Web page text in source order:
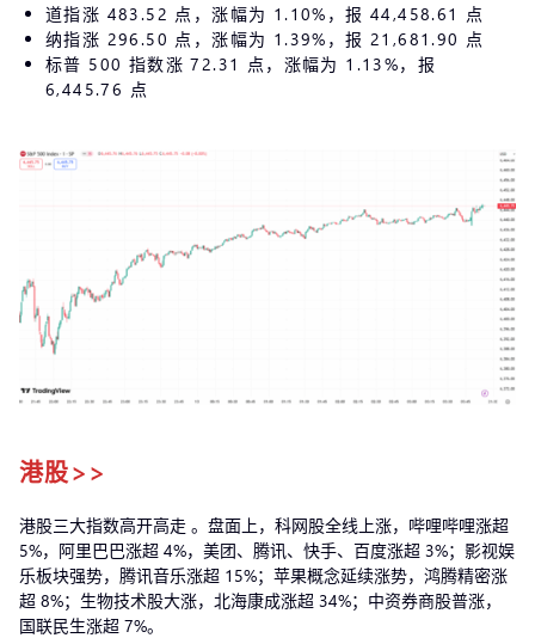
道指涨 483.52 点，涨幅为 1.10%，报 44,458.61 点
纳指涨 296.50 点，涨幅为 1.39%，报 21,681.90 点
标普 500 指数涨 72.31 点，涨幅为 1.13%，报
6,445.76 点
港股>>
港股三大指数高开高走 。盘面上，科网股全线上涨，哔哩哔哩涨超
5%，阿里巴巴涨超 4%，美团、腾讯、快手、百度涨超 3%；影视娱
乐板块强势，腾讯音乐涨超 15%；苹果概念延续涨势，鸿腾精密涨
超 8%；生物技术股大涨，北海康成涨超 34%；中资券商股普涨，
国联民生涨超 7%。